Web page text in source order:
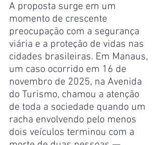
A proposta surge em um
momento de crescente
preocupação com a segurança
viária e a proteção de vidas nas
cidades brasileiras. Em Manaus,
um caso ocorrido em 16 de
novembro de 2025, na Avenida
do Turismo, chamou a atenção
de toda a sociedade quando um
racha envolvendo pelo menos
dois veículos terminou com a